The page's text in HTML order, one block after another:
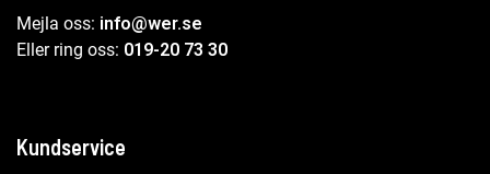
Mejla oss: info@wer.se
Eller ring oss: 019-20 73 30
Kundservice